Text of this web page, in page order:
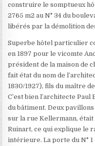
construire le somptueux
2765 m2 au N° 34 du
libérés par la démolition
Superbe hôtel particulier
en 1897 pour le vicomte
président de la maison de
fait état du nom de
1830/1927), fils du maître
C’est bien l’architecte
du bâtiment. Deux
sur la rue Kellermann, était
Ruinart, ce qui explique le
intérieure. La porte du N°